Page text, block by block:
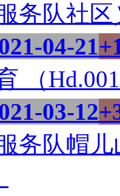
务队社
04-21
（
03-12
务队帽